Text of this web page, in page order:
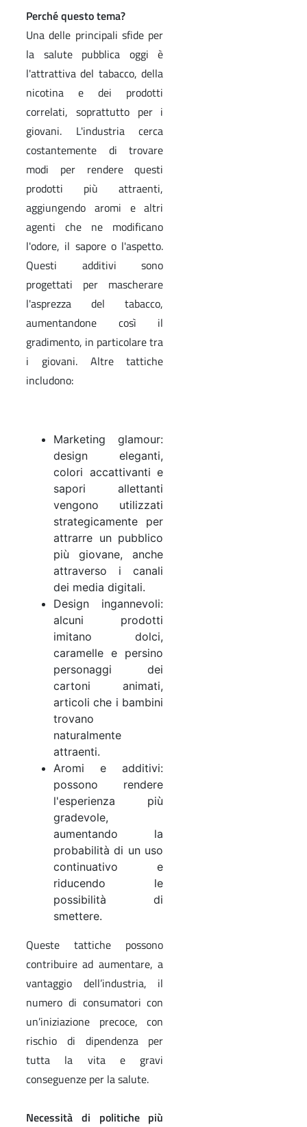
Perché questo tema?
Una delle principali sfide per
la salute pubblica oggi è
l'attrattiva del tabacco, della
nicotina e dei prodotti
correlati, soprattutto per i
giovani. L'industria cerca
costantemente di trovare
modi per rendere questi
prodotti più attraenti,
aggiungendo aromi e altri
agenti che ne modificano
l'odore, il sapore o l'aspetto.
Questi additivi sono
progettati per mascherare
l'asprezza del tabacco,
aumentandone così il
gradimento, in particolare tra
i giovani. Altre tattiche
includono:
Marketing glamour:
design eleganti,
colori accattivanti e
sapori allettanti
vengono utilizzati
strategicamente per
attrarre un pubblico
più giovane, anche
attraverso i canali
dei media digitali.
Design ingannevoli:
alcuni prodotti
imitano dolci,
caramelle e persino
personaggi dei
cartoni animati,
articoli che i bambini
trovano
naturalmente
attraenti.
Aromi e additivi:
possono rendere
l'esperienza più
gradevole,
aumentando la
probabilità di un uso
continuativo e
riducendo le
possibilità di
smettere.
Queste tattiche possono
contribuire ad aumentare, a
vantaggio dell’industria, il
numero di consumatori con
un’iniziazione precoce, con
rischio di dipendenza per
tutta la vita e gravi
conseguenze per la salute.
Necessità di politiche più